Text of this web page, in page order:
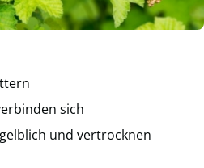
sich
und vertrocknen